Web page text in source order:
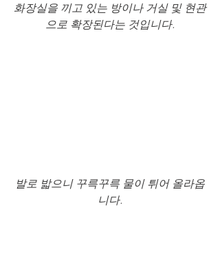
화장실을 끼고 있는 방이나 거실 및 현관
으로 확장된다는 것입니다.
발로 밟으니 꾸륵꾸륵 물이 튀어 올라옵
니다.